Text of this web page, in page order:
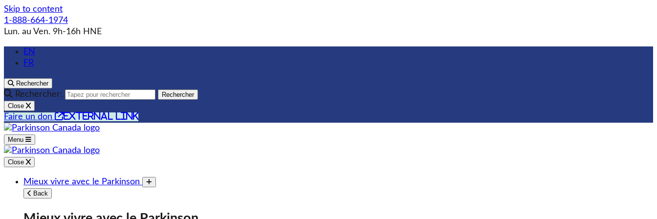
Skip to content
1-888-664-1974
Lun. au Ven. 9h-16h HNE
EN
FR
Rechercher
Rechercher:
Rechercher
Close
Faire un don external link
Menu
Close
Mieux vivre avec le Parkinson
Toggle submenu
Back